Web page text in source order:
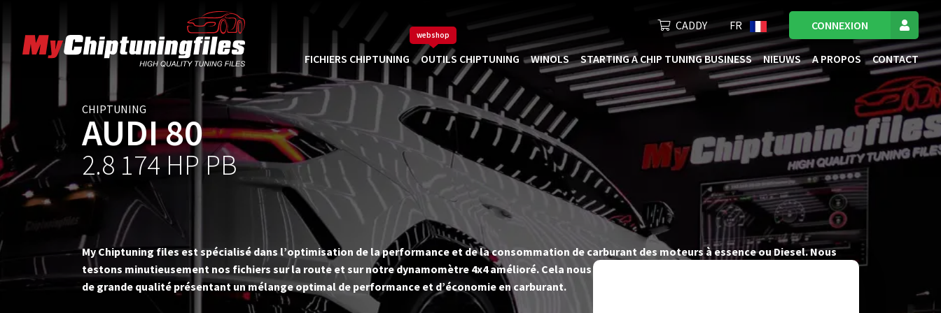
CADDY FR CONNEXION
FICHIERS CHIPTUNING OUTILS CHIPTUNING
webshop
WINOLS STARTING A CHIP TUNING BUSINESS NIEUWS A PROPOS CONTACT
CHIPTUNING
AUDI 80
2.8 174 HP PB
My Chiptuning files est spécialisé dans l’optimisation de la performance et de la consommation de carburant des moteurs à essence ou Diesel. Nous
testons minutieusement nos fichiers sur la route et sur notre dynamomètre 4x4 amélioré. Cela nous permet de vous offrir des fichiers de tuning de l’ECU
de grande qualité présentant un mélange optimal de performance et d’économie en carburant.